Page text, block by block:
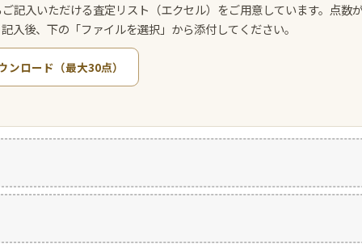
記入いただける査定リスト（エクセル）をご用意しています。点数
入後、下の「ファイルを選択」から添付してください。
ロード（最大30点）